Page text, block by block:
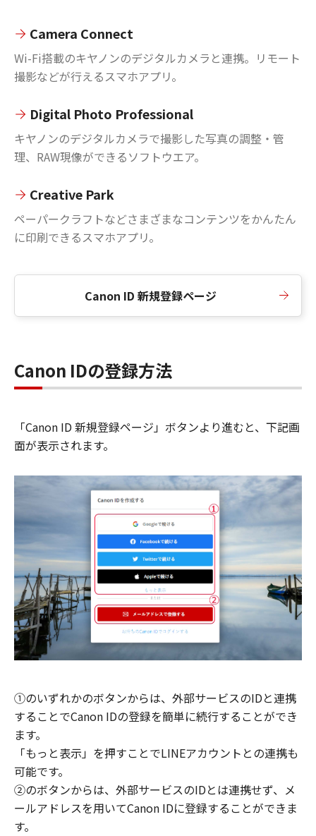
Camera Connect
Wi-Fi搭載のキヤノンのデジタルカメラと連携。リモート
撮影などが行えるスマホアプリ。
Digital Photo Professional
キヤノンのデジタルカメラで撮影した写真の調整・管
理、RAW現像ができるソフトウエア。
Creative Park
ペーパークラフトなどさまざまなコンテンツをかんたん
に印刷できるスマホアプリ。
Canon ID 新規登録ページ
Canon IDの登録方法
「Canon ID 新規登録ページ」ボタンより進むと、下記画
面が表示されます。
①のいずれかのボタンからは、外部サービスのIDと連携
することでCanon IDの登録を簡単に続行することができ
ます。
「もっと表示」を押すことでLINEアカウントとの連携も
可能です。
②のボタンからは、外部サービスのIDとは連携せず、メ
ールアドレスを用いてCanon IDに登録することができま
す。